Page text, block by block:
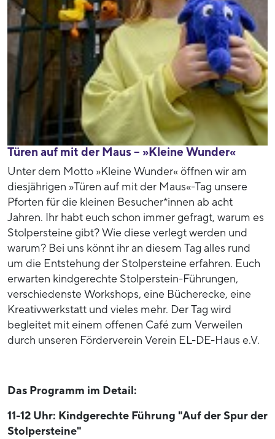
Türen auf mit der Maus – »Kleine Wunder«
Unter dem Motto »Kleine Wunder« öffnen wir am
diesjährigen »Türen auf mit der Maus«-Tag unsere
Pforten für die kleinen Besucher*innen ab acht
Jahren. Ihr habt euch schon immer gefragt, warum es
Stolpersteine gibt? Wie diese verlegt werden und
warum? Bei uns könnt ihr an diesem Tag alles rund
um die Entstehung der Stolpersteine erfahren. Euch
erwarten kindgerechte Stolperstein-Führungen,
verschiedenste Workshops, eine Bücherecke, eine
Kreativwerkstatt und vieles mehr. Der Tag wird
begleitet mit einem offenen Café zum Verweilen
durch unseren Förderverein Verein EL-DE-Haus e.V.
Das Programm im Detail:
11-12 Uhr: Kindgerechte Führung "Auf der Spur der
Stolpersteine"